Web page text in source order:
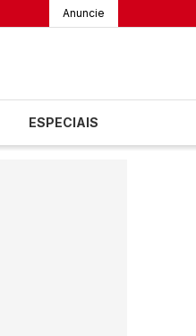
Anuncie
ESPECIAIS